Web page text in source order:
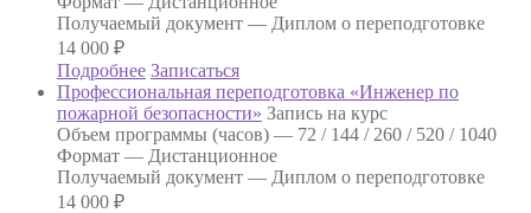
Получаемый документ — Диплом о переподготовке
14 000 ₽
Подробнее Записаться
Профессиональная переподготовка «Инженер по
пожарной безопасности» Запись на курс
Объем программы (часов) — 72 / 144 / 260 / 520 / 1040
Формат — Дистанционное
Получаемый документ — Диплом о переподготовке
14 000 ₽